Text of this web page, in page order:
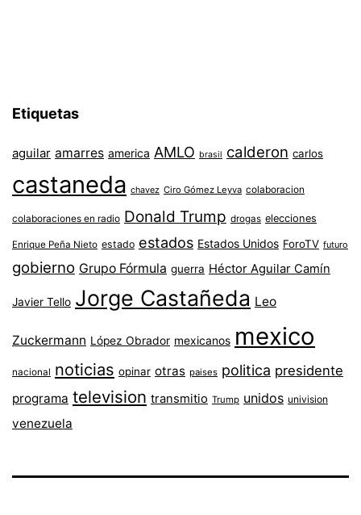
Etiquetas
aguilar amarres america AMLO brasil calderon carlos
castaneda chavez Ciro Gómez Leyva colaboracion
colaboraciones en radio Donald Trump drogas elecciones
Enrique Peña Nieto estado estados Estados Unidos ForoTV futuro
gobierno Grupo Fórmula guerra Héctor Aguilar Camín
Javier Tello Jorge Castañeda Leo
Zuckermann López Obrador mexicanos mexico
nacional noticias opinar otras paises politica presidente
programa television transmitio Trump unidos univision
venezuela